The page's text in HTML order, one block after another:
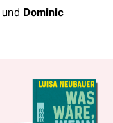
und Dominic